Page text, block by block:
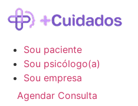
Sou paciente
Sou psicólogo(a)
Sou empresa
Agendar Consulta